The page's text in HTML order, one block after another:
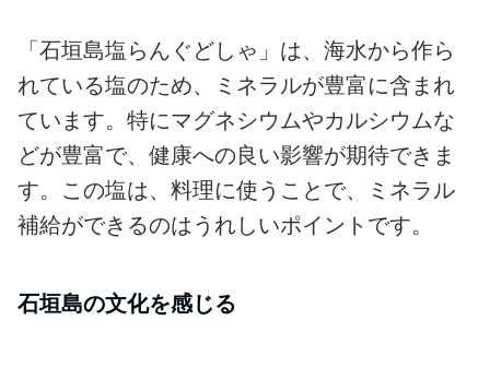
「石垣島塩らんぐどしゃ」は、海水から作ら
れている塩のため、ミネラルが豊富に含まれ
ています。特にマグネシウムやカルシウムな
どが豊富で、健康への良い影響が期待できま
す。この塩は、料理に使うことで、ミネラル
補給ができるのはうれしいポイントです。
石垣島の文化を感じる